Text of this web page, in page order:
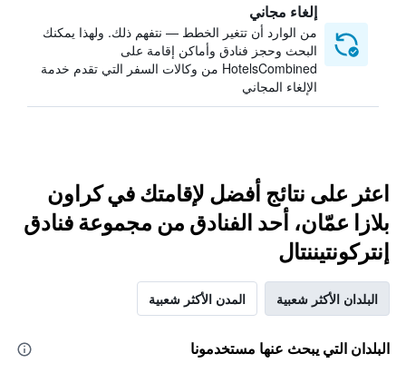
إلغاء مجاني
من الوارد أن تتغير الخطط — نتفهم ذلك. ولهذا يمكنك
البحث وحجز فنادق وأماكن إقامة على
HotelsCombined من وكالات السفر التي تقدم خدمة
الإلغاء المجاني
اعثر على نتائج أفضل لإقامتك في كراون
بلازا عمّان، أحد الفنادق من مجموعة فنادق
إنتركونتيننتال
البلدان الأكثر شعبية المدن الأكثر شعبية
البلدان التي يبحث عنها مستخدمونا